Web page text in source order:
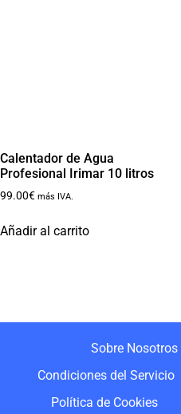
Calentador de Agua
Profesional Irimar 10 litros
99.00€ más IVA.
Añadir al carrito
Sobre Nosotros
Condiciones del Servicio
Política de Cookies